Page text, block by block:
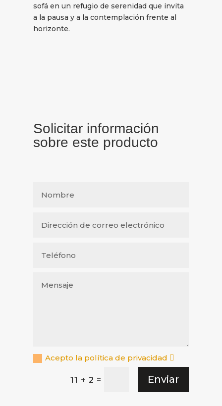
sofá en un refugio de serenidad que invita
a la pausa y a la contemplación frente al
horizonte.
Solicitar información
sobre este producto
Acepto la política de privacidad
11 + 2 = Enviar